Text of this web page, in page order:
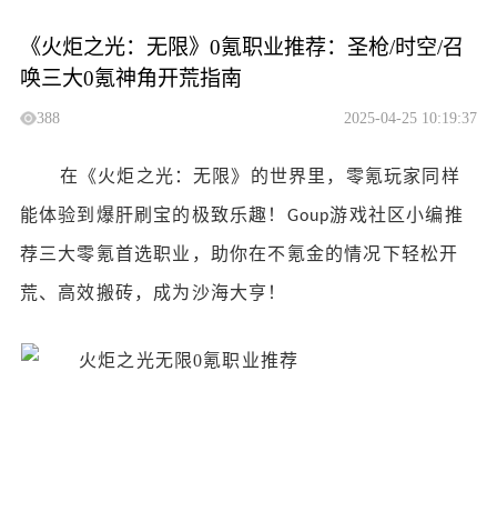
《火炬之光：无限》0氪职业推荐：圣枪/时空/召
唤三大0氪神角开荒指南
388 2025-04-25 10:19:37
在《火炬之光：无限》的世界里，零氪玩家同样
能体验到爆肝刷宝的极致乐趣！ Goup游戏社区小编推
荐三大零氪首选职业，助你在不氪金的情况下轻松开
荒、高效搬砖，成为沙海大亨！